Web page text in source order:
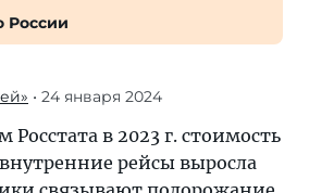
России
• 24 января 2024
Росстата в 2023 г. стоимость
рейсы выросла